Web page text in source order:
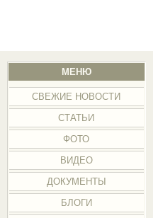
МЕНЮ
СВЕЖИЕ НОВОСТИ
СТАТЬИ
ФОТО
ВИДЕО
ДОКУМЕНТЫ
БЛОГИ